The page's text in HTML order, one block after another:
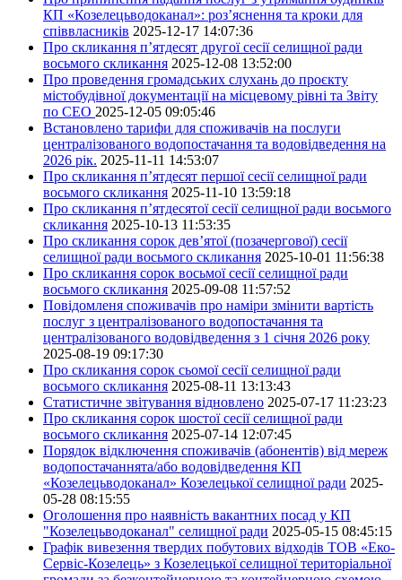
КП «Козелецьводоканал»: роз’яснення та кроки для
співвласників 2025-12-17 14:07:36
Про скликання п’ятдесят другої сесії селищної ради
восьмого скликання 2025-12-08 13:52:00
Про проведення громадських слухань до проєкту
містобудівної документації на місцевому рівні та Звіту
по СЕО 2025-12-05 09:05:46
Встановлено тарифи для споживачів на послуги
централізованого водопостачання та водовідведення на
2026 рік. 2025-11-11 14:53:07
Про скликання п’ятдесят першої сесії селищної ради
восьмого скликання 2025-11-10 13:59:18
Про скликання п’ятдесятої сесії селищної ради восьмого
скликання 2025-10-13 11:53:35
Про скликання сорок дев’ятої (позачергової) сесії
селищної ради восьмого скликання 2025-10-01 11:56:38
Про скликання сорок восьмої сесії селищної ради
восьмого скликання 2025-09-08 11:57:52
Повідомленя споживачів про наміри змінити вартість
послуг з централізованого водопостачання та
централізованого водовідведення з 1 січня 2026 року
2025-08-19 09:17:30
Про скликання сорок сьомої сесії селищної ради
восьмого скликання 2025-08-11 13:13:43
Статистичне звітування відновлено 2025-07-17 11:23:23
Про скликання сорок шостої сесії селищної ради
восьмого скликання 2025-07-14 12:07:45
Порядок відключення споживачів (абонентів) від мереж
водопостачаннята/або водовідведення КП
«Козелецьводоканал» Козелецької селищної ради 2025-
05-28 08:15:55
Оголошення про наявність вакантних посад у КП
"Козелецьводоканал" селищної ради 2025-05-15 08:45:15
Графік вивезення твердих побутових відходів ТОВ «Еко-
Сервіс-Козелець» з Козелецької селищної територіальної